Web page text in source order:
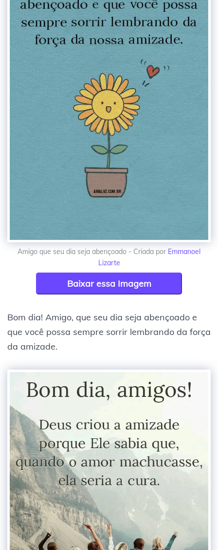
Amigo que seu dia seja abençoado - Criada por Emmanoel
Lizarte
Baixar essa Imagem
Bom dia! Amigo, que seu dia seja abençoado e
que você possa sempre sorrir lembrando da força
da amizade.